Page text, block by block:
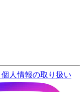
個人情報の取り扱い